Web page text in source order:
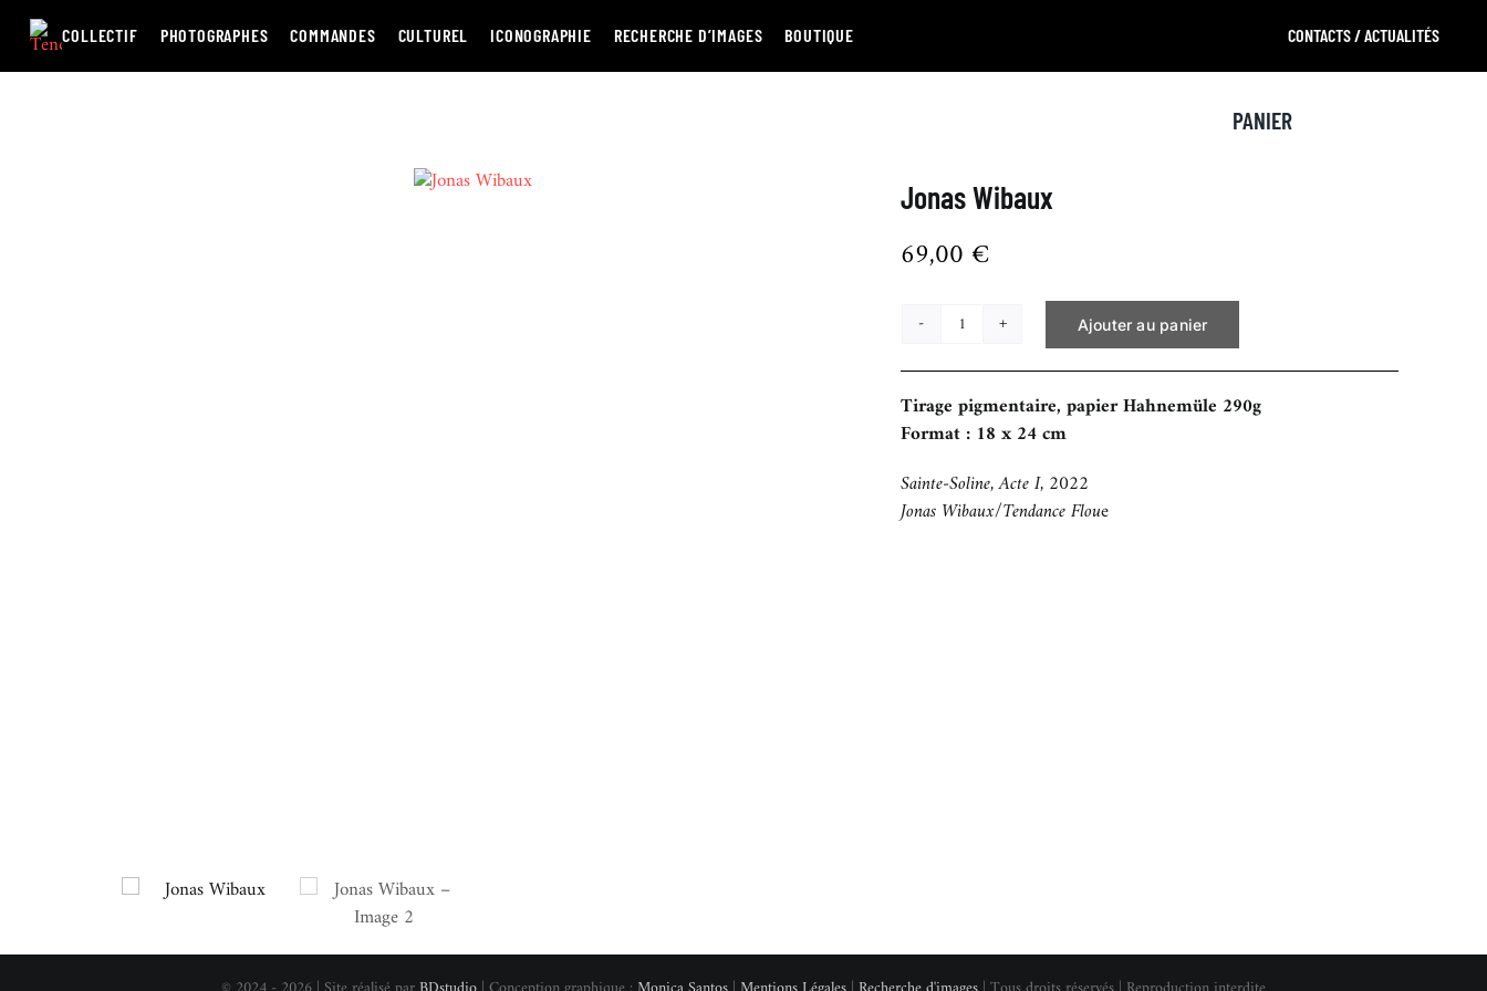
Passer
contenu
COLLECTIF PHOTOGRAPHES COMMANDES CULTUREL ICONOGRAPHIE RECHERCHE D’IMAGES BOUTIQUE CONTACTS / ACTUALITÉS
PANIER
Jonas Wibaux
69,00€
quantité
de
Jonas
Wibaux
Ajouter au panier
Tirage pigmentaire, papier Hahnemüle 290g
Format : 18 x 24 cm
Sainte-Soline, Acte I, 2022
Jonas Wibaux/Tendance Floue